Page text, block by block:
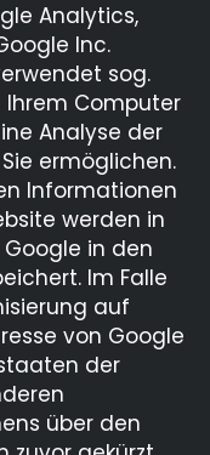
Analytics,
Inc.
sog.
Ihrem Computer
Analyse der
ermöglichen.
Informationen
werden in
in den
Im Falle
auf
von Google
der
über den